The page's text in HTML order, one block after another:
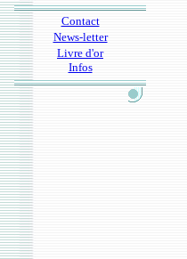
Contact
News-letter
Livre d'or
Infos